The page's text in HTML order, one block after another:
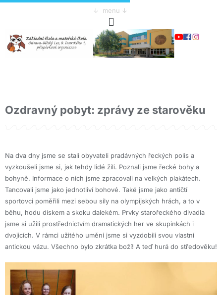
↓ menu ↓
Ozdravný pobyt: zprávy ze starověku
Na dva dny jsme se stali obyvateli pradávných řeckých polis a
vyzkoušeli jsme si, jak tehdy lidé žili. Poznali jsme řecké bohy a
bohyně. Informace o nich jsme zpracovali na velkých plakátech.
Tancovali jsme jako jednotliví bohové. Také jsme jako antičtí
sportovci poměřili mezi sebou síly na olympijských hrách, a to v
běhu, hodu diskem a skoku dalekém. Prvky starořeckého divadla
jsme si užili prostřednictvím dramatických her ve skupinkách i
dvojicích. V rámci užitého umění jsme si vyzdobili svou vlastní
antickou vázu. Všechno bylo zkrátka boží! A teď hurá do středověku!